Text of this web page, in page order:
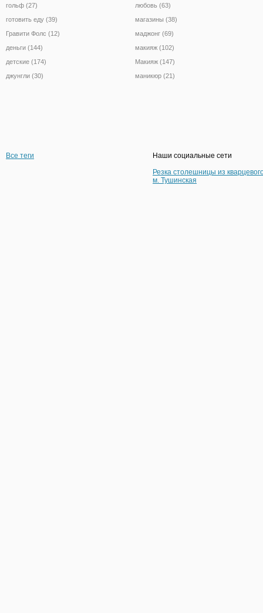
гольф (27)
готовить еду (39)
Гравити Фолс (12)
деньги (144)
детские (174)
джунгли (30)
любовь (63)
магазины (38)
маджонг (69)
макияж (102)
Макияж (147)
маникюр (21)
Все теги
Наши социальные сети
Резка столешницы из
м. Тушинская